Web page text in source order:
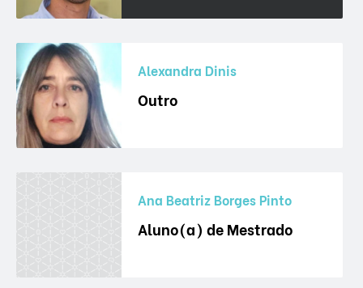
Alexandra Dinis
Outro
Ana Beatriz Borges Pinto
Aluno(a) de Mestrado